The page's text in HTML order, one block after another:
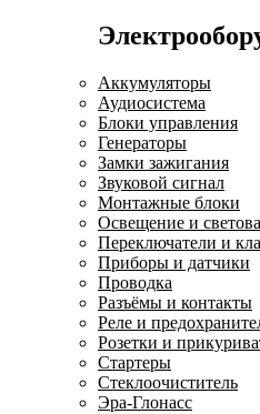
Аккумуляторы
Аудиосистема
Блоки управления
Генераторы
Замки зажигания
Звуковой сигнал
Монтажные блоки
Освещение и
Переключатели и
Приборы и датчики
Проводка
Разъёмы и контакты
Реле и
Розетки и
Стартеры
Стеклоочиститель
Эра-Глонасс